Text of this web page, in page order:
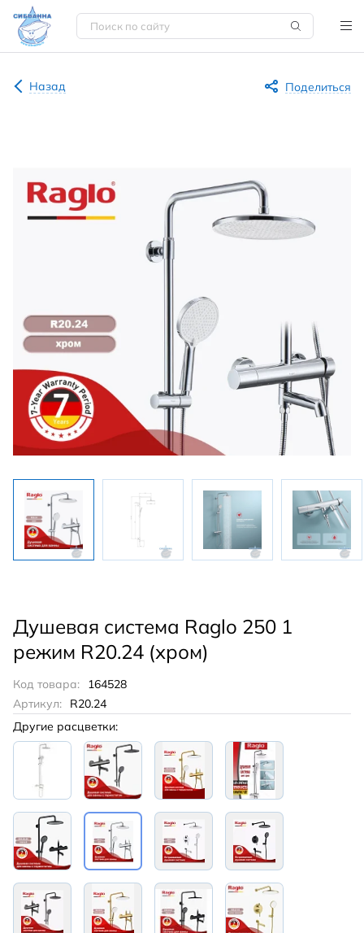
Назад Поделиться
Душевая система Raglo 250 1
режим R20.24 (хром)
Код товара:
164528
Артикул:
R20.24
Другие расцветки: